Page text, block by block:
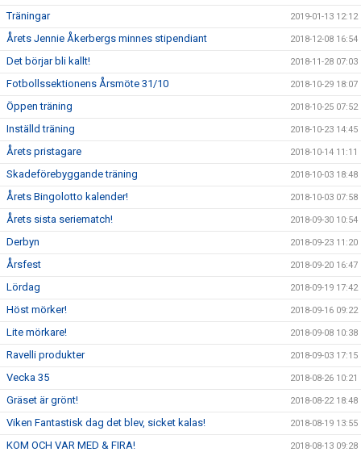
Träningar 2019-01-13 12:12
Årets Jennie Åkerbergs minnes stipendiant 2018-12-08 16:54
Det börjar bli kallt! 2018-11-28 07:03
Fotbollssektionens Årsmöte 31/10 2018-10-29 18:07
Öppen träning 2018-10-25 07:52
Inställd träning 2018-10-23 14:45
Årets pristagare 2018-10-14 11:11
Skadeförebyggande träning 2018-10-03 18:48
Årets Bingolotto kalender! 2018-10-03 07:58
Årets sista seriematch! 2018-09-30 10:54
Derbyn 2018-09-23 11:20
Årsfest 2018-09-20 16:47
Lördag 2018-09-19 17:42
Höst mörker! 2018-09-16 09:22
Lite mörkare! 2018-09-08 10:38
Ravelli produkter 2018-09-03 17:15
Vecka 35 2018-08-26 10:21
Gräset är grönt! 2018-08-22 18:48
Viken Fantastisk dag det blev, sicket kalas! 2018-08-19 13:55
KOM OCH VAR MED & FIRA! 2018-08-13 09:28